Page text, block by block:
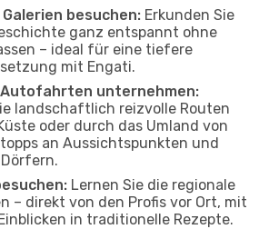
besuchen: Erkunden Sie
ganz entspannt ohne
– ideal für eine tiefere
mit Engati.
unternehmen:
landschaftlich reizvolle Routen
oder durch das Umland von
an Aussichtspunkten und
Lernen Sie die regionale
– direkt von den Profis vor Ort, mit
in traditionelle Rezepte.